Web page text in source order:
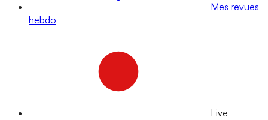
Mes revues
hebdo
Live